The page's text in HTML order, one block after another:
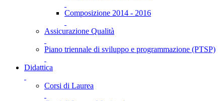
Composizione 2014 - 2016
Assicurazione Qualità
Piano triennale di sviluppo e programmazione (PTSP)
Didattica
Corsi di Laurea